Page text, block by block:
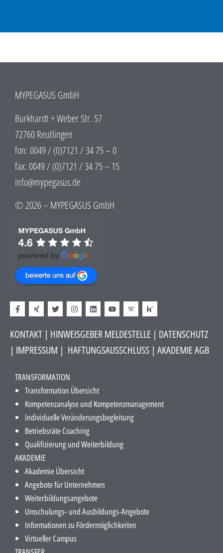
MYPEGASUS GmbH
Burkhardt + Weber Str. 57
72760 Reutlingen
fon: 0049 / (0)7121 / 34 75 – 0
fax: 0049 / (0)7121 / 34 75 – 15
info@mypegasus.de
© 2026 – MYPEGASUS GmbH
KONTAKT | HINWEISGEBER MELDESTELLE | DATENSCHUTZ
| IMPRESSUM | HAFTUNGSAUSSCHLUSS​ | AKADEMIE AGB
TRANSFORMATION
Transformation Übersicht
Kompetenzanalyse und Kompetenzmanagement
Individuelle Veränderungsbegleitung
Betriebsräte Coaching
Qualifizierung und Weiterbildung
AKADEMIE
Akademie Übersicht
Angebote für Unternehmen
Weiterbildungsangebote
Umschulungs- und Ausbildungs-Angebote
Informationen zu Fördermöglichkeiten
Virtueller Campus